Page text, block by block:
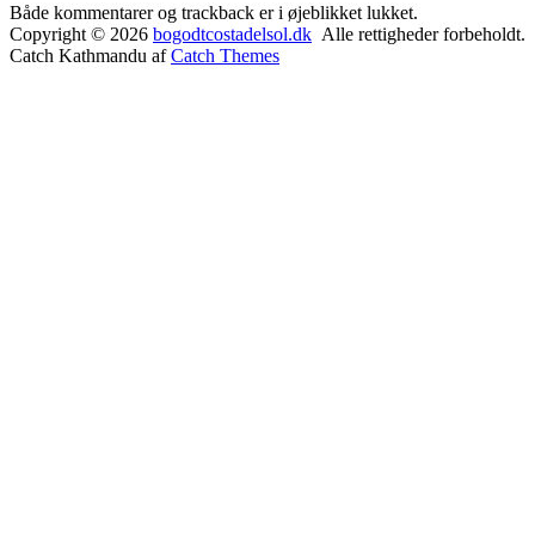
Både kommentarer og trackback er i øjeblikket lukket.
Copyright © 2026 bogodtcostadelsol.dk Alle rettigheder forbeholdt.
Catch Kathmandu afCatch Themes